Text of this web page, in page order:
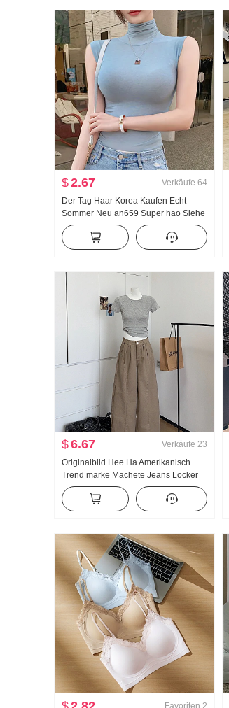
$2.67 Verkäufe 64
Der Tag Haar Korea Kaufen Echt
Sommer Neu an659 Super hao Siehe
Muschel Farbe Mikro Durch
Rollkragen Grundieren T-Shirt
$6.67 Verkäufe 23
Originalbild Hee Ha Amerikanisch
Trend marke Machete Jeans Locker
Breite Beine Freizeit Hose
Favoriten 2